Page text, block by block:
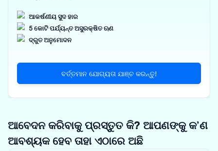
ଆକର୍ଷଣୀୟ ସୁଦ ହାର
5 କୋଟି ପର୍ଯ୍ୟନ୍ତ ଅସୁରକ୍ଷିତ ଋଣ
ଦ୍ରୁତ ଅନୁମୋଦନ
ବର୍ତ୍ତମାନ ଯୋଗ୍ୟତା ଯାଞ୍ଚ କରନ୍ତୁ!
ଆବେଦନ କରିବାକୁ ପ୍ରସ୍ତୁତ କି? ଆପଣଙ୍କୁ କ’ଣ
ଆବଶ୍ୟକ ହେବ ତାହା ଏଠାରେ ଅଛି